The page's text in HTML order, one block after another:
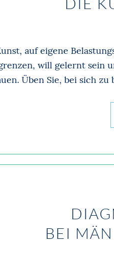
auf eigene
will gelernt sein
Üben Sie, bei sich
BEI